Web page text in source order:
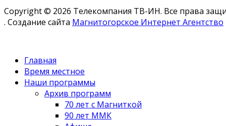
Copyright © 2026 Телекомпания ТВ-ИН. Все права
. Создание сайта Магнитогорское Интернет Агентство
Главная
Время местное
Наши программы
Архив программ
70 лет с Магниткой
90 лет ММК